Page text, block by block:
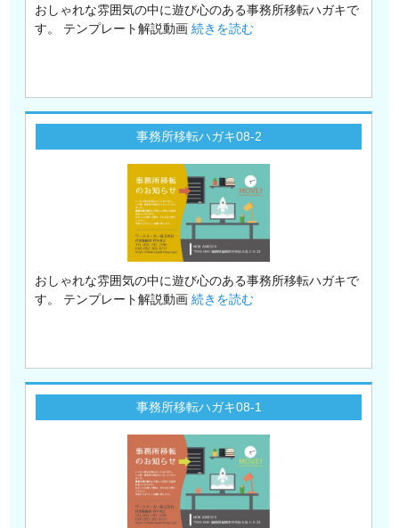
おしゃれな雰囲気の中に遊び心のある事務所移転ハガキで
す。 テンプレート解説動画続きを読む
事務所移転ハガキ08-2
おしゃれな雰囲気の中に遊び心のある事務所移転ハガキで
す。 テンプレート解説動画続きを読む
事務所移転ハガキ08-1